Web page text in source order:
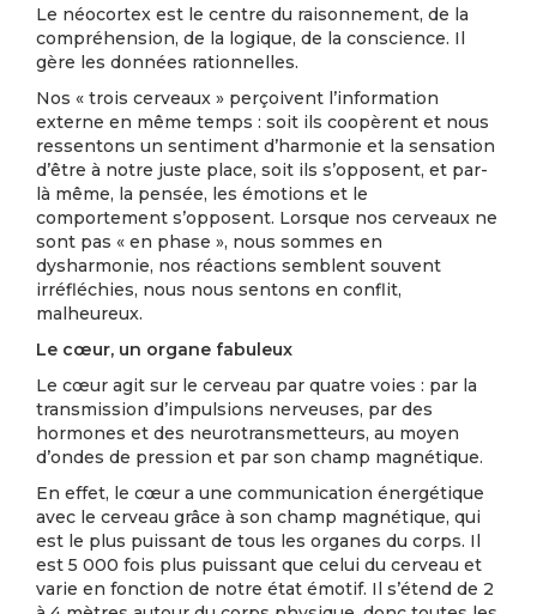
Le néocortex est le centre du raisonnement, de la
compréhension, de la logique, de la conscience. Il
gère les données rationnelles.
Nos « trois cerveaux » perçoivent l’information
externe en même temps : soit ils coopèrent et nous
ressentons un sentiment d’harmonie et la sensation
d’être à notre juste place, soit ils s’opposent, et par-
là même, la pensée, les émotions et le
comportement s’opposent. Lorsque nos cerveaux ne
sont pas « en phase », nous sommes en
dysharmonie, nos réactions semblent souvent
irréfléchies, nous nous sentons en conflit,
malheureux.
Le cœur, un organe fabuleux
Le cœur agit sur le cerveau par quatre voies : par la
transmission d’impulsions nerveuses, par des
hormones et des neurotransmetteurs, au moyen
d’ondes de pression et par son champ magnétique.
En effet, le cœur a une communication énergétique
avec le cerveau grâce à son champ magnétique, qui
est le plus puissant de tous les organes du corps. Il
est 5 000 fois plus puissant que celui du cerveau et
varie en fonction de notre état émotif. Il s’étend de 2